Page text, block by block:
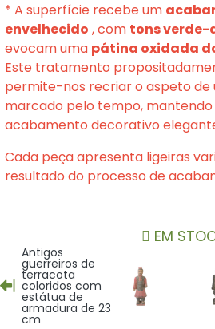
* A superfície recebe um
envelhecido , com tons
evocam uma pátina oxidada
Este tratamento
permite-nos recriar o aspeto de
marcado pelo tempo,
acabamento decorativo
Cada peça apresenta ligeiras
resultado do processo de
EM
Antigos
guerreiros de
terracota
coloridos com
estátua de
armadura de 23
cm